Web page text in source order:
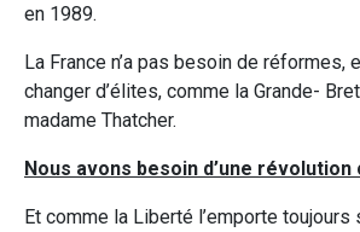
en 1989.
La France n’a pas besoin de réformes,
changer d’élites, comme la Grande-
madame Thatcher.
Nous avons besoin d’une
Et comme la Liberté l’emporte toujours